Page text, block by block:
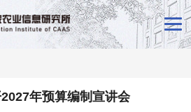
年预算编制宣讲会